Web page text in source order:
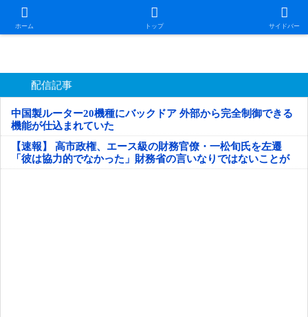
ホーム トップ サイドバー
日本第一！ニュース録
配信記事
中国製ルーター20機種にバックドア 外部から完全制御できる
機能が仕込まれていた
【速報】 高市政権、エース級の財務官僚・一松旬氏を左遷
「彼は協力的でなかった」財務省の言いなりではないことが
判明